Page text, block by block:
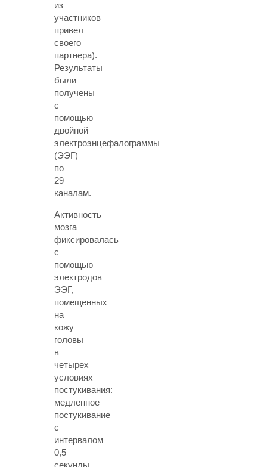
из
участников
привел
своего
партнера).
Результаты
были
получены
с
помощью
двойной
электроэнцефалограммы
(ЭЭГ)
по
29
каналам.
Активность
мозга
фиксировалась
с
помощью
электродов
ЭЭГ,
помещенных
на
кожу
головы
в
четырех
условиях
постукивания:
медленное
постукивание
с
интервалом
0,5